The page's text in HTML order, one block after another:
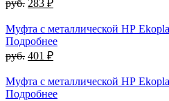
руб. 283 ₽
Муфта с металлической НР
Подробнее
руб. 401 ₽
Муфта с металлической НР
Подробнее